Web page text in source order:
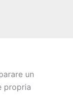
un
propria